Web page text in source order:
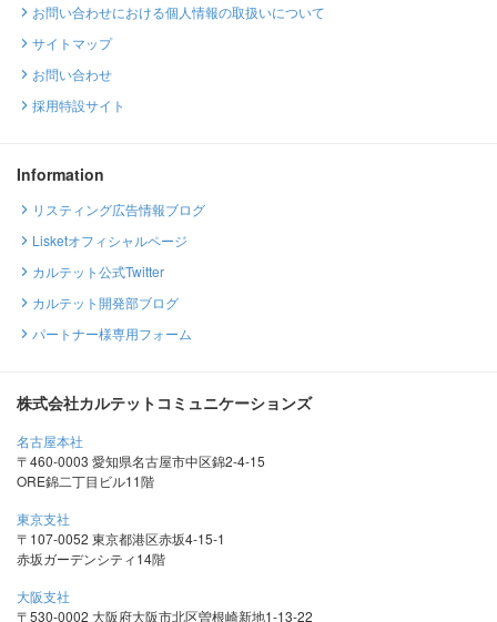
お問い合わせにおける個人情報の取扱いについて
サイトマップ
お問い合わせ
採用特設サイト
Information
リスティング広告情報ブログ
Lisketオフィシャルページ
カルテット公式Twitter
カルテット開発部ブログ
パートナー様専用フォーム
株式会社カルテットコミュニケーションズ
名古屋本社
〒460-0003 愛知県名古屋市中区錦2-4-15
ORE錦二丁目ビル11階
東京支社
〒107-0052 東京都港区赤坂4-15-1
赤坂ガーデンシティ14階
大阪支社
〒530-0002 大阪府大阪市北区曽根崎新地1-13-22